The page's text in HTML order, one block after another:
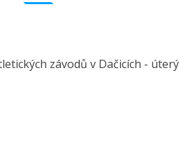
závodů v Dačicích - úterý